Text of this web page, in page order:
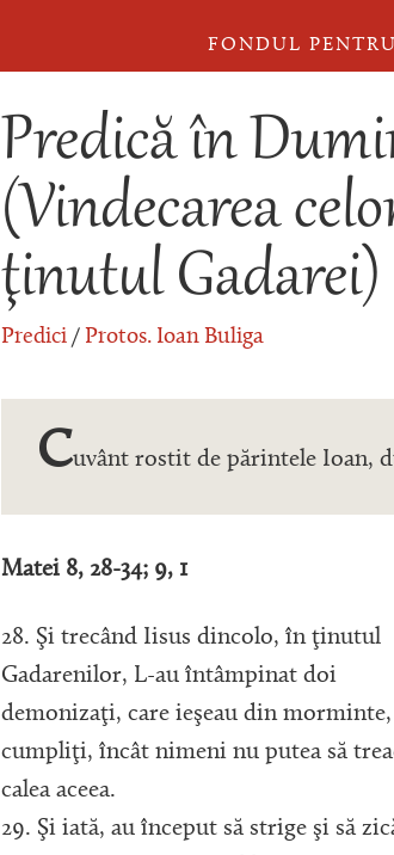
FONDUL
Predică în
(Vindecarea
ţinutul Gadarei)
Predici / Protos. Ioan Buliga
Cuvânt rostit de părintele Ioan,
Matei 8, 28-34; 9, 1
28. Şi trecând Iisus dincolo, în ţinutul
Gadarenilor, L-au întâmpinat doi
demonizaţi, care ieşeau din
cumpliţi, încât nimeni nu putea să
calea aceea.
29. Şi iată, au început să strige şi să